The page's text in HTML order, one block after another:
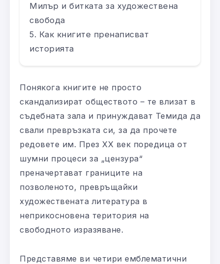
Милър и битката за художествена
свобода
Как книгите пренаписват
историята
Понякога книгите не просто
скандализират обществото – те влизат в
съдебната зала и принуждават Темида да
свали превръзката си, за да прочете
редовете им. През ХХ век поредица от
шумни процеси за „цензура“
преначертават границите на
позволеното, превръщайки
художествената литература в
неприкосновена територия на
свободното изразяване.
Представяме ви четири емблематични